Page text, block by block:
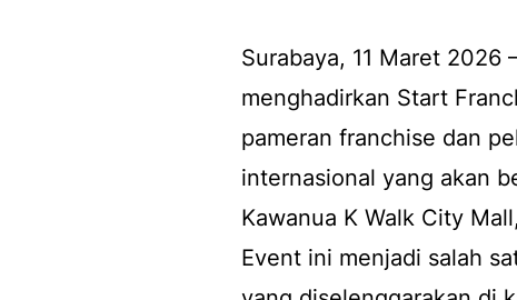
Surabaya, 11 Maret 2026
menghadirkan Start
pameran franchise dan
internasional yang akan
Kawanua K Walk City
Event ini menjadi salah